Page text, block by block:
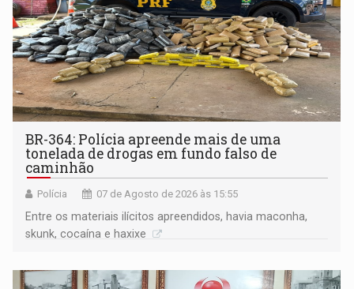
BR-364: Polícia apreende mais de uma
tonelada de drogas em fundo falso de
caminhão
Polícia 07 de Agosto de 2026 às 15:55
Entre os materiais ilícitos apreendidos, havia maconha,
skunk, cocaína e haxixe